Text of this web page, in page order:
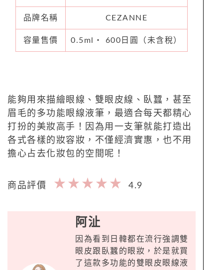
品牌名稱 CEZANNE
容量售價 0.5ml・ 600日圓（未含稅）
能夠用來描繪眼線、雙眼皮線、臥蠶，甚至
眉毛的多功能眼線液筆，最適合每天都精心
打扮的美妝高手！因為用一支筆就能打造出
各式各樣的妝容妝，不僅經濟實惠，也不用
擔心占去化妝包的空間呢！
商品評價 4.9
阿沚
因為看到日韓都在流行強調雙
眼皮跟臥蠶的眼妝，於是就買
了這款多功能的雙眼皮眼線液